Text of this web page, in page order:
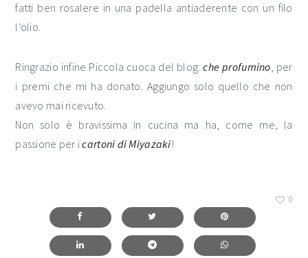
fatti ben rosalere in una padella antiaderente con un filo
l’olio.
Ringrazio infine Piccola cuoca del blog:che profumino, per
i premi che mi ha donato. Aggiungo solo quello che non
avevo mai ricevuto.
Non solo è bravissima in cucina ma ha, come me, la
passione per icartoni di Miyazaki!
0